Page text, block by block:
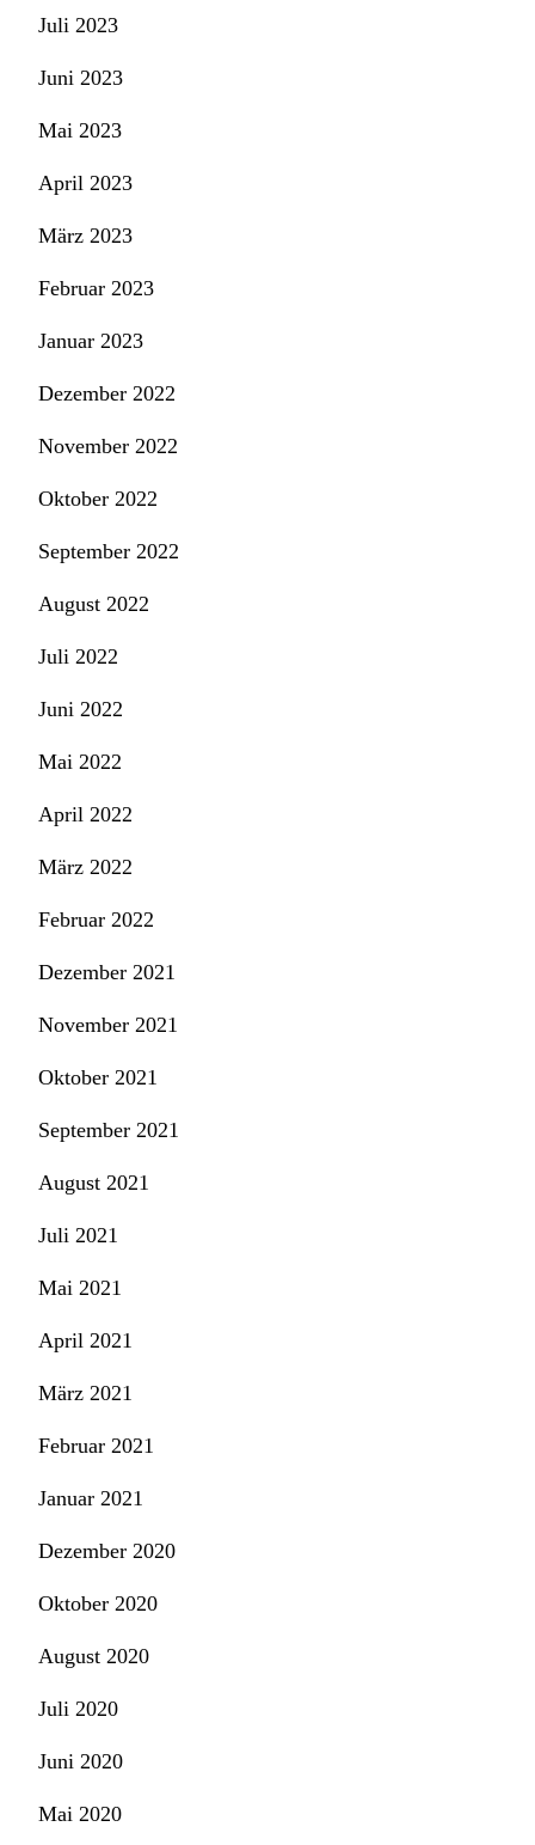
Juli 2023
Juni 2023
Mai 2023
April 2023
März 2023
Februar 2023
Januar 2023
Dezember 2022
November 2022
Oktober 2022
September 2022
August 2022
Juli 2022
Juni 2022
Mai 2022
April 2022
März 2022
Februar 2022
Dezember 2021
November 2021
Oktober 2021
September 2021
August 2021
Juli 2021
Mai 2021
April 2021
März 2021
Februar 2021
Januar 2021
Dezember 2020
Oktober 2020
August 2020
Juli 2020
Juni 2020
Mai 2020